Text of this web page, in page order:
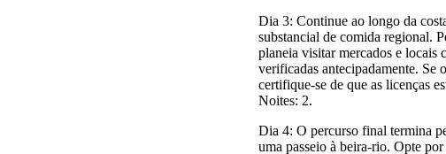
Dia 3: Continue ao longo da
substancial de comida regional.
planeia visitar mercados e locais
verificadas antecipadamente. Se
certifique-se de que as licenças
Noites: 2.
Dia 4: O percurso final termina
uma passeio à beira-rio. Opte